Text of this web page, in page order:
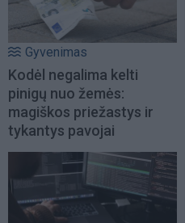
Gyvenimas
Kodėl negalima kelti
pinigų nuo žemės:
magiškos priežastys ir
tykantys pavojai